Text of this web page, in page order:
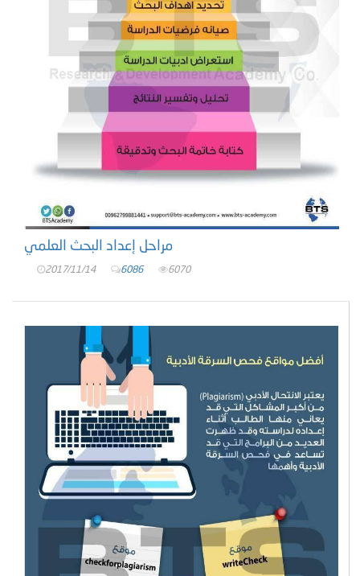
مراحل إعداد البحث العلمي
2017/11/14 6086 6070